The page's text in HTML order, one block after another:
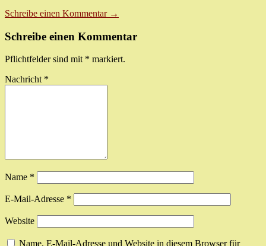
Schreibe einen Kommentar →
Schreibe einen Kommentar
Pflichtfelder sind mit * markiert.
Nachricht *
Name *
E-Mail-Adresse *
Website
Name, E-Mail-Adresse und Website in diesem Browser für